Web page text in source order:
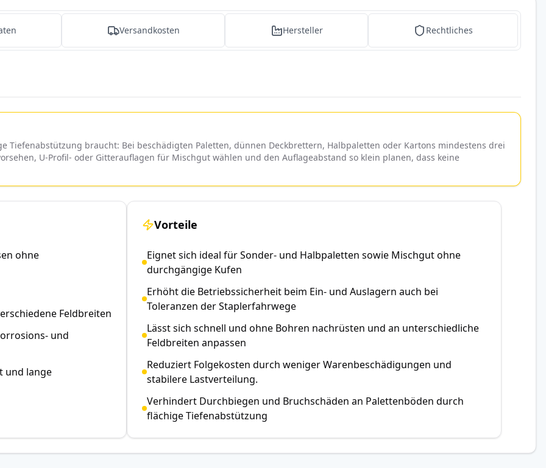
Versandkosten Hersteller Rechtliches
Tiefenabstützung braucht: Bei beschädigten Paletten, dünnen Deckbrettern, Halbpaletten oder Kartons mindestens drei
U-Profil- oder Gitterauflagen für Mischgut wählen und den Auflageabstand so klein planen, dass keine
ohne
Feldbreiten
und
und lange
Vorteile
Eignet sich ideal für Sonder- und Halbpaletten sowie Mischgut ohne
durchgängige Kufen
Erhöht die Betriebssicherheit beim Ein- und Auslagern auch bei
Toleranzen der Staplerfahrwege
Lässt sich schnell und ohne Bohren nachrüsten und an unterschiedliche
Feldbreiten anpassen
Reduziert Folgekosten durch weniger Warenbeschädigungen und
stabilere Lastverteilung.
Verhindert Durchbiegen und Bruchschäden an Palettenböden durch
flächige Tiefenabstützung